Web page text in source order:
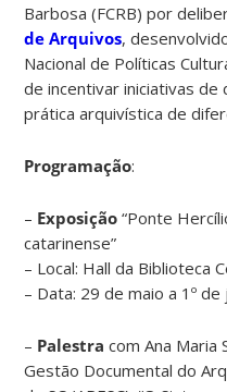
Barbosa (FCRB) por
de Arquivos,
Nacional de Políticas
de incentivar iniciativas de
prática arquivística de
Programação:
– Exposição “Ponte
catarinense”
– Local: Hall da Biblioteca
– Data: 29 de maio a 1º de
– Palestra com Ana Maria
Gestão Documental do